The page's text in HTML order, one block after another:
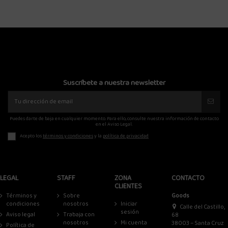
Suscríbete a nuestra newsletter
Puedes darte de baja en cualquier momento. Para ello, consulte nuestra información de contacto
en el Aviso Legal.
Acepto lostérminos y condicionesy la política de privacidad
LEGAL
Términos y
condiciones
Aviso legal
Política de
STAFF
Sobre
nosotros
Trabaja con
nosotros
ZONA
CLIENTES
Iniciar
sesión
Mi cuenta
CONTACTO
Goods
Calle del Castillo,
68
38003 – Santa Cruz